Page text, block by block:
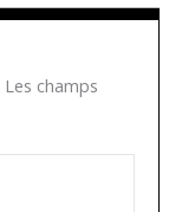
Les champs